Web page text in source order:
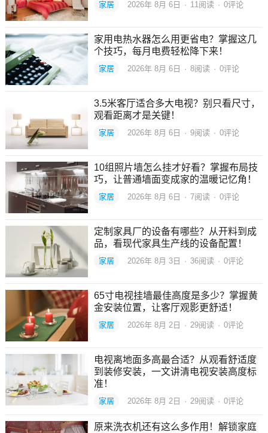
家居 2026年 8月 6日 · 11 阅读 · 0评论
家用电热水器怎么用更省电？掌握这几
个技巧，每月电费轻松降下来！
家居 2026年 8月 6日 · 8阅读 · 0评论
3.5米客厅适合多大电视？别只看尺寸，
观看距离才是关键！
家居 2026年 8月 6日 · 9阅读 · 0评论
10组照片墙怎么挂才好看？掌握布局技
巧，让普通墙面变成家的温暖记忆角！
家居 2026年 8月 6日 · 7阅读 · 0评论
定制家具厂的设备有哪些？从开料到成
品，看现代家具生产线的设备配置！
家居 2026年 8月 3日 · 36阅读 · 0评论
65寸电视挂墙最佳高度是多少？掌握黄
金安装位置，让客厅观影更舒适！
家居 2026年 8月 2日 · 29阅读 · 0评论
电视离地面多高最合适？从观看舒适度
到装修安装，一文讲清电视安装高度标
准！
家居 2026年 8月 2日 · 29阅读 · 0评论
原来洗衣机还有这么多作用！解锁家庭